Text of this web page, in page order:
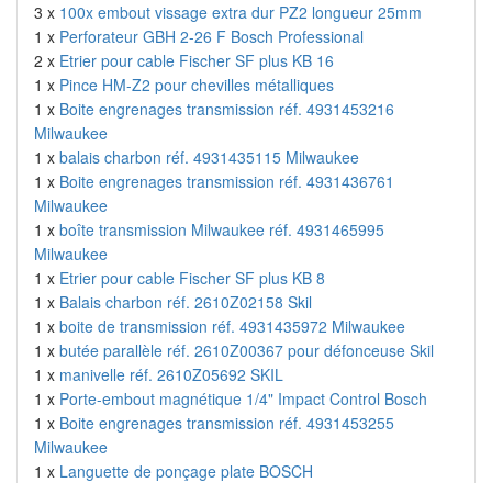
3 x 100x embout vissage extra dur PZ2 longueur 25mm
1 x Perforateur GBH 2-26 F Bosch Professional
2 x Etrier pour cable Fischer SF plus KB 16
1 x Pince HM-Z2 pour chevilles métalliques
1 x Boite engrenages transmission réf. 4931453216
Milwaukee
1 x balais charbon réf. 4931435115 Milwaukee
1 x Boite engrenages transmission réf. 4931436761
Milwaukee
1 x boîte transmission Milwaukee réf. 4931465995
Milwaukee
1 x Etrier pour cable Fischer SF plus KB 8
1 x Balais charbon réf. 2610Z02158 Skil
1 x boite de transmission réf. 4931435972 Milwaukee
1 x butée parallèle réf. 2610Z00367 pour défonceuse Skil
1 x manivelle réf. 2610Z05692 SKIL
1 x Porte-embout magnétique 1/4" Impact Control Bosch
1 x Boite engrenages transmission réf. 4931453255
Milwaukee
1 x Languette de ponçage plate BOSCH